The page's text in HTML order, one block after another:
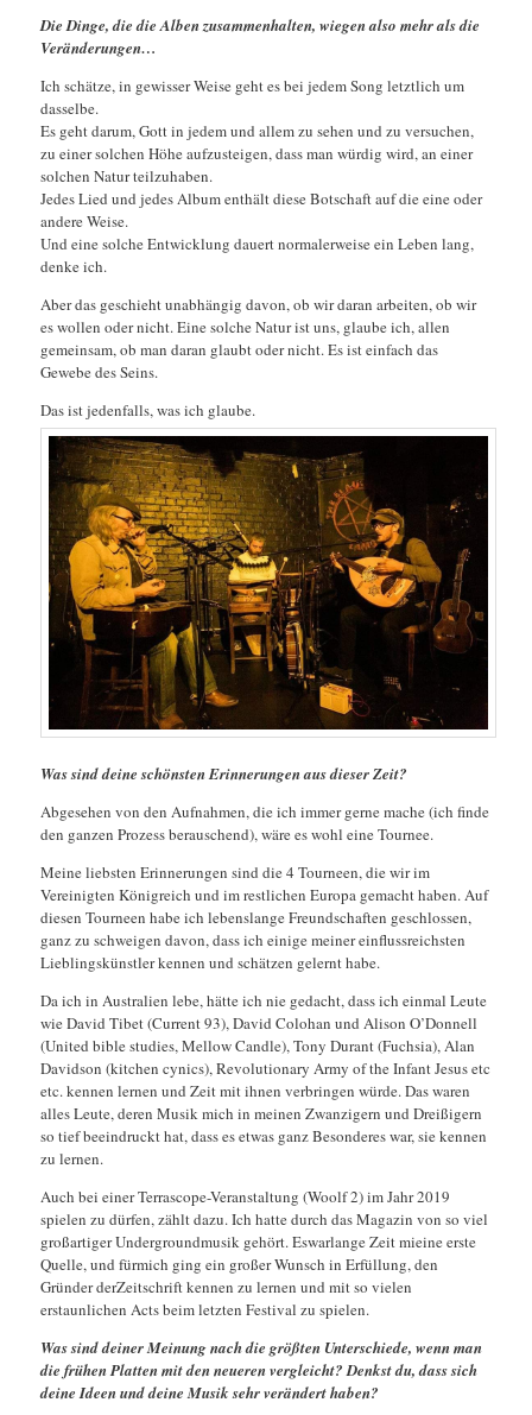
Die Dinge, die die Alben zusammenhalten, wiegen also mehr als die
Veränderungen…
Ich schätze, in gewisser Weise geht es bei jedem Song letztlich um
dasselbe.
Es geht darum, Gott in jedem und allem zu sehen und zu versuchen,
zu einer solchen Höhe aufzusteigen, dass man würdig wird, an einer
solchen Natur teilzuhaben.
Jedes Lied und jedes Album enthält diese Botschaft auf die eine oder
andere Weise.
Und eine solche Entwicklung dauert normalerweise ein Leben lang,
denke ich.
Aber das geschieht unabhängig davon, ob wir daran arbeiten, ob wir
es wollen oder nicht. Eine solche Natur ist uns, glaube ich, allen
gemeinsam, ob man daran glaubt oder nicht. Es ist einfach das
Gewebe des Seins.
Das ist jedenfalls, was ich glaube.
Was sind deine schönsten Erinnerungen aus dieser Zeit?
Abgesehen von den Aufnahmen, die ich immer gerne mache (ich finde
den ganzen Prozess berauschend), wäre es wohl eine Tournee.
Meine liebsten Erinnerungen sind die 4 Tourneen, die wir im
Vereinigten Königreich und im restlichen Europa gemacht haben. Auf
diesen Tourneen habe ich lebenslange Freundschaften geschlossen,
ganz zu schweigen davon, dass ich einige meiner einflussreichsten
Lieblingskünstler kennen und schätzen gelernt habe.
Da ich in Australien lebe, hätte ich nie gedacht, dass ich einmal Leute
wie David Tibet (Current 93), David Colohan und Alison O’Donnell
(United bible studies, Mellow Candle), Tony Durant (Fuchsia), Alan
Davidson (kitchen cynics), Revolutionary Army of the Infant Jesus etc
etc. kennen lernen und Zeit mit ihnen verbringen würde. Das waren
alles Leute, deren Musik mich in meinen Zwanzigern und Dreißigern
so tief beeindruckt hat, dass es etwas ganz Besonderes war, sie kennen
zu lernen.
Auch bei einer Terrascope-Veranstaltung (Woolf 2) im Jahr 2019
spielen zu dürfen, zählt dazu. Ich hatte durch das Magazin von so viel
großartiger Undergroundmusik gehört. Eswarlange Zeit mieine erste
Quelle, und fürmich ging ein großer Wunsch in Erfüllung, den
Gründer derZeitschrift kennen zu lernen und mit so vielen
erstaunlichen Acts beim letzten Festival zu spielen.
Was sind deiner Meinung nach die größten Unterschiede, wenn man
die frühen Platten mit den neueren vergleicht? Denkst du, dass sich
deine Ideen und deine Musik sehr verändert haben?